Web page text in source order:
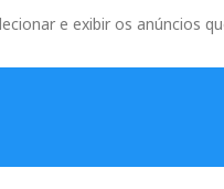
e exibir os anúncios